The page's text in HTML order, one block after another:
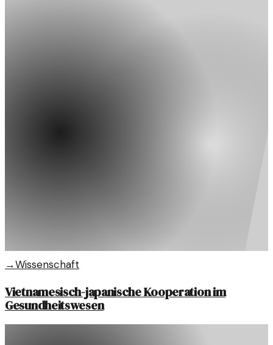
→Wissenschaft
Vietnamesisch-japanische Kooperation im
Gesundheitswesen